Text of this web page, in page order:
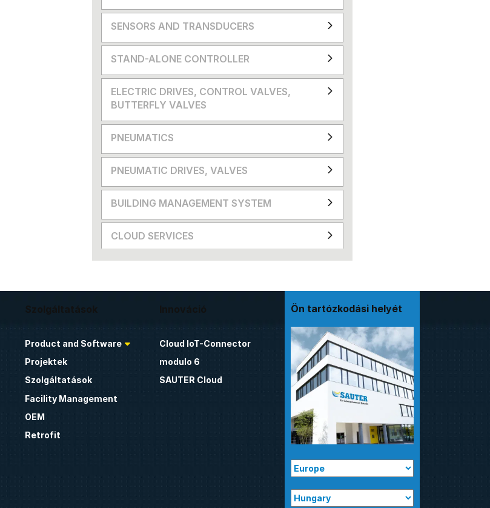
SENSORS AND TRANSDUCERS
STAND-ALONE CONTROLLER
ELECTRIC DRIVES, CONTROL VALVES,
BUTTERFLY VALVES
PNEUMATICS
PNEUMATIC DRIVES, VALVES
BUILDING MANAGEMENT SYSTEM
CLOUD SERVICES
Szolgáltatások
Product and Software
Projektek
Szolgáltatások
Facility Management
OEM
Retrofit
Innováció
Cloud IoT-Connector
modulo 6
SAUTER Cloud
Ön tartózkodási helyét